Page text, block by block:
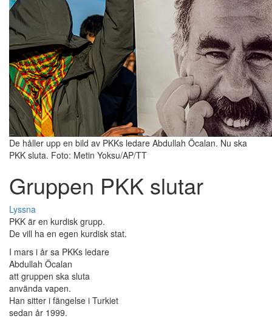
De håller upp en bild av PKKs ledare Abdullah Öcalan. Nu ska
PKK sluta. Foto: Metin Yoksu/AP/TT
Gruppen PKK slutar
Lyssna
PKK är en kurdisk grupp.
De vill ha en egen kurdisk stat.
I mars i år sa PKKs ledare
Abdullah Öcalan
att gruppen ska sluta
använda vapen.
Han sitter i fängelse i Turkiet
sedan år 1999.